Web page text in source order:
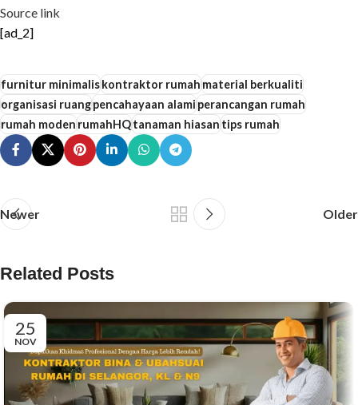
Source link
[ad_2]
furnitur minimaliskontraktor rumahmaterial berkualiti
organisasi ruangpencahayaan alamiperancangan rumah
rumah modenrumahHQtanaman hiasantips rumah
Newer Older
Related Posts
25
NOV